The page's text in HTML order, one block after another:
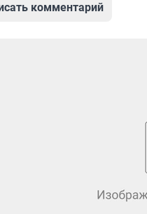
комментарий